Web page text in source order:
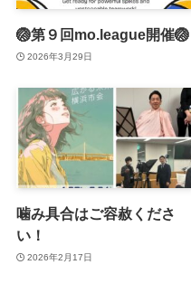
🏐第９回mo.league開催🏐
2026年3月29日
噛み具合はご容赦くださ
い！
2026年2月17日